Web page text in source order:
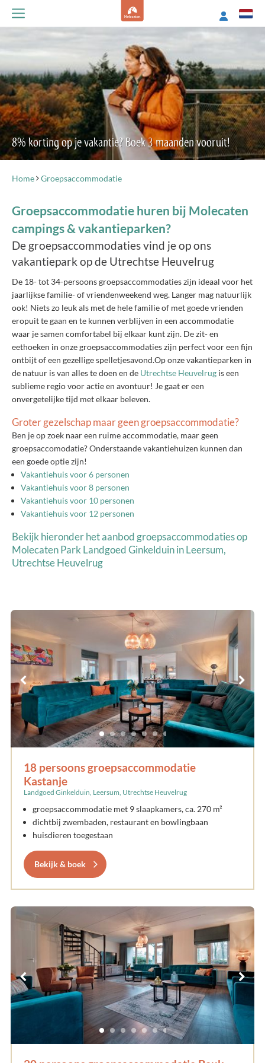
8% korting op je vakantie? Boek 3 maanden vooruit!
Home Groepsaccommodatie
Groepsaccommodatie huren bij Molecaten
campings & vakantieparken?
De groepsaccommodaties vind je op ons
vakantiepark op de Utrechtse Heuvelrug
De 18- tot 34-persoons groepsaccommodaties zijn ideaal voor het
jaarlijkse familie- of vriendenweekend weg. Langer mag natuurlijk
ook! Niets zo leuk als met de hele familie of met goede vrienden
eropuit te gaan en te kunnen verblijven in een accommodatie
waar je samen comfortabel bij elkaar kunt zijn. De zit- en
eethoeken in onze groepsaccommodaties zijn perfect voor een fijn
ontbijt of een gezellige spelletjesavond.Op onze vakantieparken in
de natuur is van alles te doen en de Utrechtse Heuvelrug is een
sublieme regio voor actie en avontuur! Je gaat er een
onvergetelijke tijd met elkaar beleven.
Groter gezelschap maar geen groepsaccommodatie?
Ben je op zoek naar een ruime accommodatie, maar geen
groepsaccomodatie? Onderstaande vakantiehuizen kunnen dan
een goede optie zijn!
Vakantiehuis voor 6 personen
Vakantiehuis voor 8 personen
Vakantiehuis voor 10 personen
Vakantiehuis voor 12 personen
Bekijk hieronder het aanbod groepsaccommodaties op
Molecaten Park Landgoed Ginkelduinin Leersum,
Utrechtse Heuvelrug
18 persoons groepsaccommodatie
Kastanje
Landgoed Ginkelduin, Leersum, Utrechtse Heuvelrug
groepsaccommodatie met 9 slaapkamers, ca. 270 m²
dichtbij zwembaden, restaurant en bowlingbaan
huisdieren toegestaan
Bekijk & boek